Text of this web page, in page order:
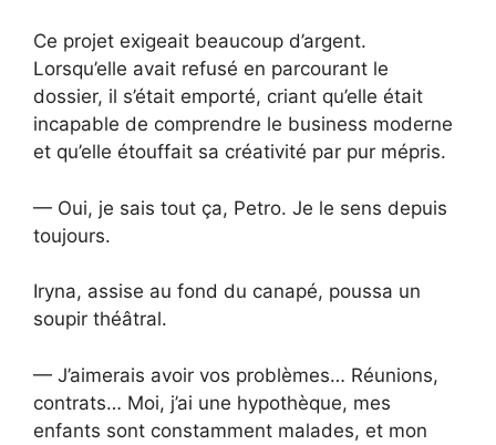
Ce projet exigeait beaucoup d’argent.
Lorsqu’elle avait refusé en parcourant le
dossier, il s’était emporté, criant qu’elle était
incapable de comprendre le business moderne
et qu’elle étouffait sa créativité par pur mépris.
— Oui, je sais tout ça, Petro. Je le sens depuis
toujours.
Iryna, assise au fond du canapé, poussa un
soupir théâtral.
— J’aimerais avoir vos problèmes… Réunions,
contrats… Moi, j’ai une hypothèque, mes
enfants sont constamment malades, et mon